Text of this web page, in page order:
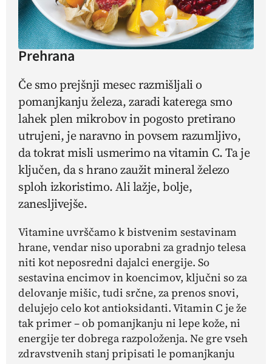
Prehrana
Če smo prejšnji mesec razmišljali o
pomanjkanju železa, zaradi katerega smo
lahek plen mikrobov in pogosto pretirano
utrujeni, je naravno in povsem razumljivo,
da tokrat misli usmerimo na vitamin C. Ta je
ključen, da s hrano zaužit mineral železo
sploh izkoristimo. Ali lažje, bolje,
zanesljivejše.
Vitamine uvrščamo k bistvenim sestavinam
hrane, vendar niso uporabni za gradnjo telesa
niti kot neposredni dajalci energije. So
sestavina encimov in koencimov, ključni so za
delovanje mišic, tudi srčne, za prenos snovi,
delujejo celo kot antioksidanti. Vitamin C je že
tak primer – ob pomanjkanju ni lepe kože, ni
energije ter dobrega razpoloženja. Ne gre vseh
zdravstvenih stanj pripisati le pomanjkanju